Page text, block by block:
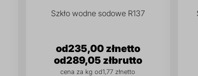
Szkło wodne sodowe R137
289,05 zł
235,00 zł
cena za kg od1,77 zł